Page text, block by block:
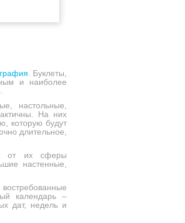
. Буклеты,
и наиболее
настольные,
На них
которую будут
длительное,
от их сферы
настенные,
календарь –
дат, недель и